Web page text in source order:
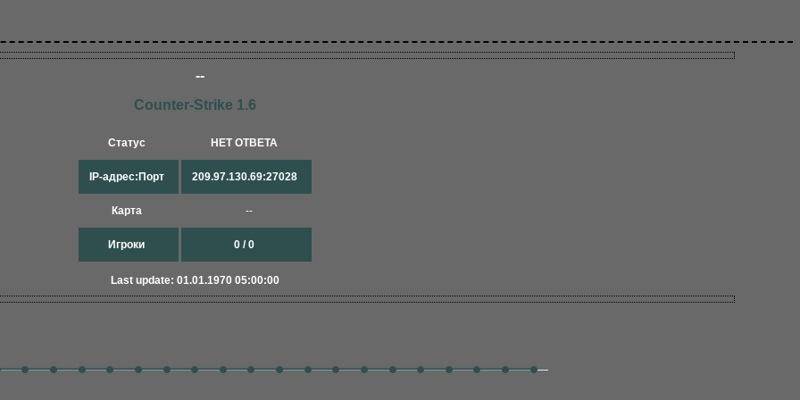
--
Counter-Strike 1.6
Статус
IP-адрес:Порт
Карта
Игроки
НЕТ ОТВЕТА
209.97.130.69:27028
--
0 / 0
Last update: 01.01.1970 05:00:00